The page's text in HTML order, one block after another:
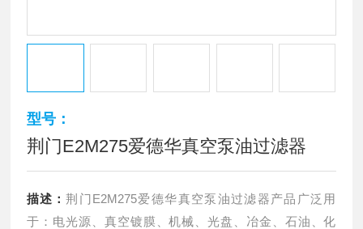
型号：
荆门E2M275爱德华真空泵油过滤器
描述：荆门E2M275爱德华真空泵油过滤器产品广泛用
于：电光源、真空镀膜、机械、光盘、冶金、石油、化